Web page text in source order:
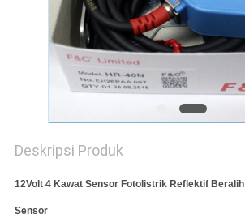
Deskripsi Produk
12Volt 4 Kawat Sensor Fotolistrik Reflektif
Sensor